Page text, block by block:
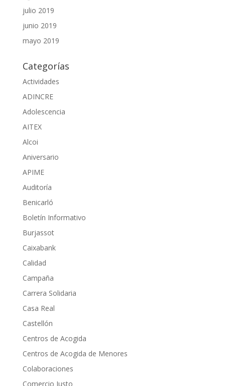
julio 2019
junio 2019
mayo 2019
Categorías
Actividades
ADINCRE
Adolescencia
AITEX
Alcoi
Aniversario
APIME
Auditoría
Benicarló
Boletín Informativo
Burjassot
Caixabank
Calidad
Campaña
Carrera Solidaria
Casa Real
Castellón
Centros de Acogida
Centros de Acogida de Menores
Colaboraciones
Comercio Justo